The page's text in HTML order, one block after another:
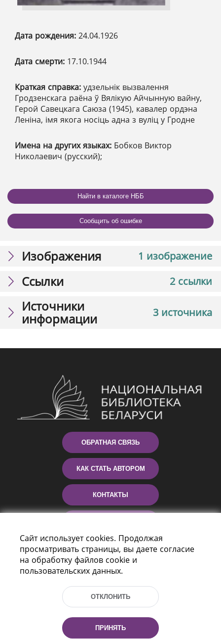
Дата рождения: 24.04.1926
Дата смерти: 17.10.1944
Краткая справка: удзельнік вызвалення
Гродзенскага раёна ў Вялікую Айчынную вайну,
Герой Савецкага Саюза (1945), кавалер ордэна
Леніна, імя якога носіць адна з вуліц у Гродне
Имена на других языках: Бобков Виктор
Николаевич (русский);
Найти в каталоге НББ
Сообщить об ошибке
1 изображение
Изображения
2 ссылки
Ссылки
3 источника
Источники
информации
ОБРАТНАЯ СВЯЗЬ
КАК СТАТЬ АВТОРОМ
КОНТАКТЫ
Пр-т Независимости 116
г. Минск, Республика Беларусь, 220114
Сайт использует cookies. Продолжая
просматривать страницы, вы даете согласие
на обработку файлов cookie и
пользовательских данных.
ОТКЛОНИТЬ
ПРИНЯТЬ